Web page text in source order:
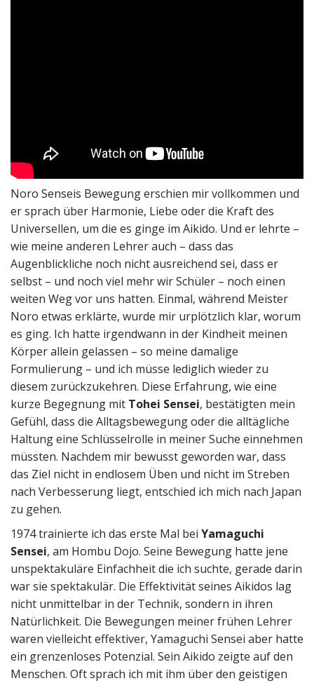
Noro Senseis Bewegung erschien mir vollkommen und
er sprach über Harmonie, Liebe oder die Kraft des
Universellen, um die es ginge im Aikido. Und er lehrte –
wie meine anderen Lehrer auch – dass das
Augenblickliche noch nicht ausreichend sei, dass er
selbst – und noch viel mehr wir Schüler – noch einen
weiten Weg vor uns hatten. Einmal, während Meister
Noro etwas erklärte, wurde mir urplötzlich klar, worum
es ging. Ich hatte irgendwann in der Kindheit meinen
Körper allein gelassen – so meine damalige
Formulierung – und ich müsse lediglich wieder zu
diesem zurückzukehren. Diese Erfahrung, wie eine
kurze Begegnung mit Tohei Sensei, bestätigten mein
Gefühl, dass die Alltagsbewegung oder die alltägliche
Haltung eine Schlüsselrolle in meiner Suche einnehmen
müssten. Nachdem mir bewusst geworden war, dass
das Ziel nicht in endlosem Üben und nicht im Streben
nach Verbesserung liegt, entschied ich mich nach Japan
zu gehen.
1974 trainierte ich das erste Mal bei Yamaguchi
Sensei, am Hombu Dojo. Seine Bewegung hatte jene
unspektakuläre Einfachheit die ich suchte, gerade darin
war sie spektakulär. Die Effektivität seines Aikidos lag
nicht unmittelbar in der Technik, sondern in ihren
Natürlichkeit. Die Bewegungen meiner frühen Lehrer
waren vielleicht effektiver, Yamaguchi Sensei aber hatte
ein grenzenloses Potenzial. Sein Aikido zeigte auf den
Menschen. Oft sprach ich mit ihm über den geistigen